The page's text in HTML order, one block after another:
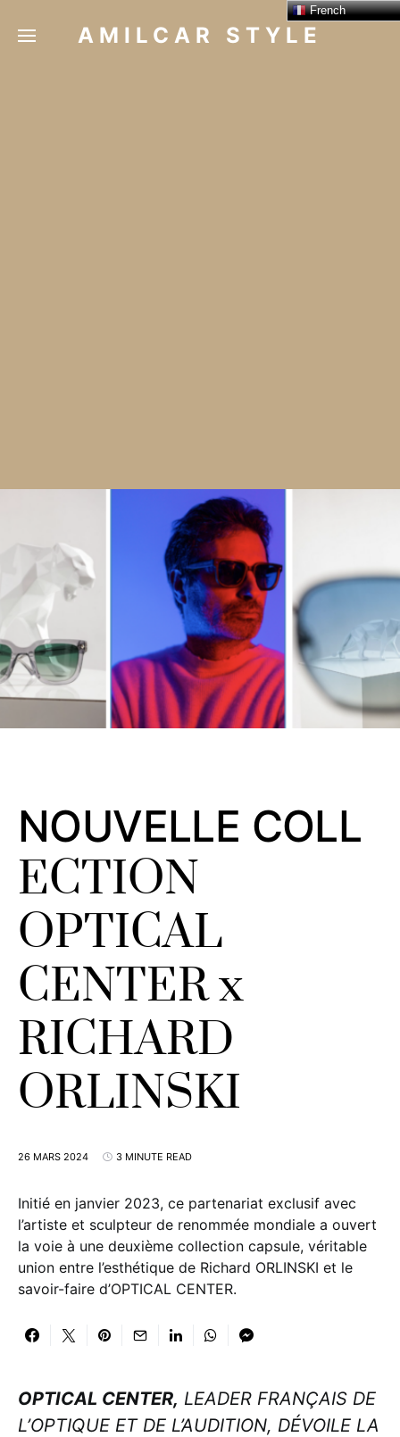
AMILCAR STYLE
NOUVELLE COLL
ECTION
OPTICAL
CENTER x
RICHARD
ORLINSKI
26 MARS 2024 3 MINUTE READ
Initié en janvier 2023, ce partenariat exclusif avec
l’artiste et sculpteur de renommée mondiale a ouvert
la voie à une deuxième collection capsule, véritable
union entre l’esthétique de Richard ORLINSKI et le
savoir-faire d’OPTICAL CENTER.
OPTICAL CENTER, LEADER FRANÇAIS DE
L’OPTIQUE ET DE L’AUDITION, DÉVOILE LA
French